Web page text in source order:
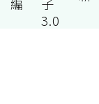
3.0